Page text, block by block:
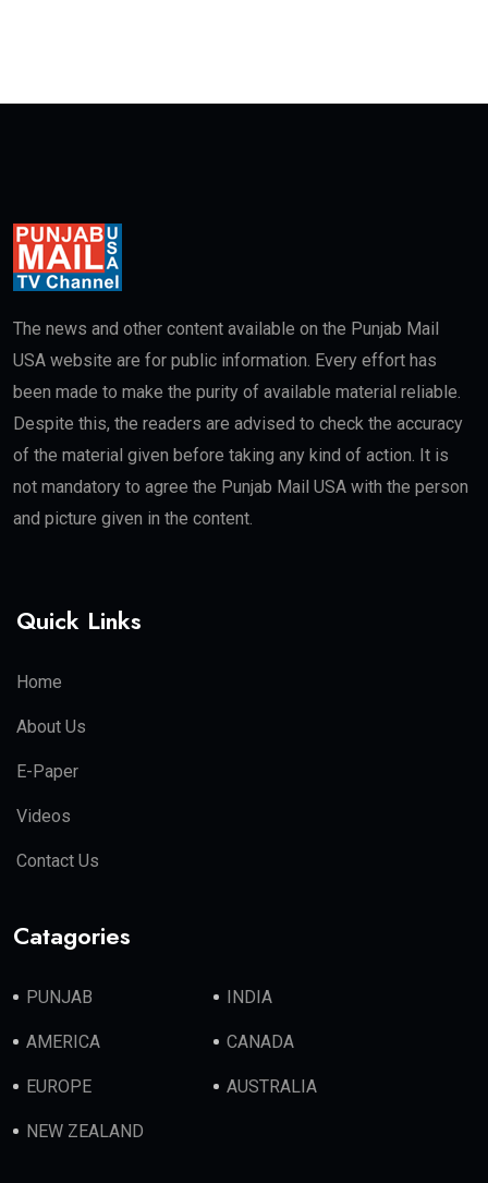
The news and other content available on the Punjab Mail
USA website are for public information. Every effort has
been made to make the purity of available material reliable.
Despite this, the readers are advised to check the accuracy
of the material given before taking any kind of action. It is
not mandatory to agree the Punjab Mail USA with the person
and picture given in the content.
Quick Links
Home
About Us
E-Paper
Videos
Contact Us
Catagories
PUNJAB INDIA
AMERICA CANADA
EUROPE AUSTRALIA
NEW ZEALAND